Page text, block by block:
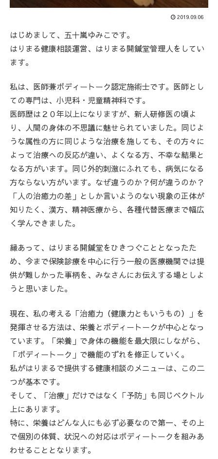
2019.09.06
はじめまして、五十嵐ゆみこです。
はりまる健康相談運営、はりまる開鍼堂管理人をしてい
ます。
私は、医師兼ボディートーク認定施術士です。医師とし
ての専門は、小児科・児童精神科です。
医師歴は２０年以上になりますが、新人研修医の頃よ
り、人間の身体の不思議に魅せられていました。同じよ
うな属性の方に同じような治療を施しても、その方々に
よって治療への反応が違い、よくなる方、不幸な結果と
なる方がいます。同じ外的刺激にふれても、病気になる
方ならない方がいます。なぜ違うのか？何が違うのか？
「人の治癒力の差」としか言いようのない現象の正体が
知りたく、漢方、精神医療から、各種代替医療まで幅広
く学んできました。
縁あって、はりまる開鍼堂をひきつぐこととなったた
め、今まで保険診療を中心に行う一般の医療機関では提
供が難しかった事柄を、みなさんにお伝えする場としよ
うと思いました。
現在、私の考える「治癒力（健康力ともいうもの）」を
発揮させる方法は、栄養とボディートークが中心となっ
ています。「栄養」で身体の機能を最大限にしながら、
「ボディートーク」で機能のずれを修正していく。
私がはりまるで提供する健康相談のメニューは、この二
つが基本です。
そして、「治療」だけではなく「予防」も同じベクトル
上にあります。
特に、栄養はどんな人にも必ず必要なので第一、その上
で個別の体質、状況への対応はボディートークを組みあ
わせることとなります。